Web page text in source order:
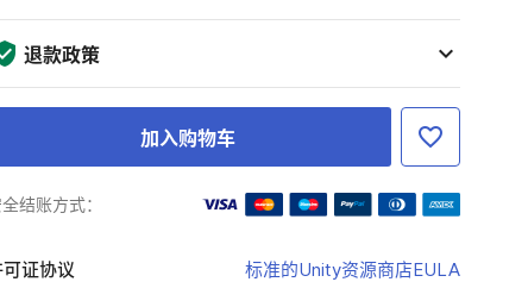
退款政策
加入购物车
结账方式：
证协议
标准的Unity资源商店EULA